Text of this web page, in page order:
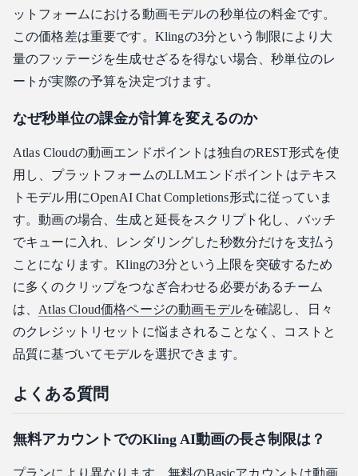
ットフォームにおける動画モデルの秒単位の料金です。
この価格差は重要です。Klingの3分という制限により大
量のフッテージを生成せざるを得ない場合、秒単位のレ
ートが実際の予算を決定づけます。
なぜ秒単位の課金が計算を変えるのか
Atlas Cloudの動画エンドポイントは独自のREST形式を使
用し、プラットフォームのLLMエンドポイントはテキス
トモデル用にOpenAI Chat Completions形式に従っていま
す。動画の場合、生成と延長をスクリプト化し、バッチ
でキューに入れ、レンダリングした秒数分だけを支払う
ことになります。Klingの3分という上限を突破するため
に多くのクリップをつなぎ合わせる必要があるチーム
は、 Atlas Cloud価格ページの動画モデルを確認し、日々
のクレジットリセットに悩まされることなく、コストと
品質に基づいてモデルを選択できます。
よくある質問
無料アカウントでのKling AI動画の長さ制限は？